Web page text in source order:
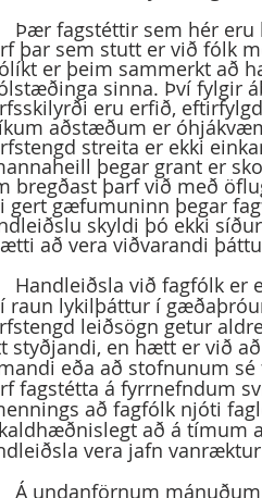
þar sem stutt er við fólk
er þeim sammerkt að
sinna. Því fylgir
eru erfið,
aðstæðum er
streita er ekki
þegar grant er
bregðast þarf við með
gert gæfumuninn þegar
skyldi þó ekki
að vera viðvarandi
raun lykilþáttur í
leiðsögn getur
styðjandi, en hætt er við
eða að stofnunum
fagstétta á fyrrnefndum
að fagfólk njóti
að á tímum
vera jafn